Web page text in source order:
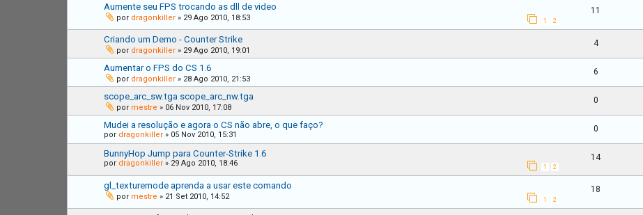
Aumente seu FPS trocando as dll de video
por dragonkiller » 29 Ago 2010, 18:53 1 2
11
Criando um Demo - Counter Strike
por dragonkiller » 29 Ago 2010, 19:01
4
Aumentar o FPS do CS 1.6
por dragonkiller » 28 Ago 2010, 21:53
6
scope_arc_sw.tga scope_arc_nw.tga
por mestre » 06 Nov 2010, 17:08
0
Mudei a resolução e agora o CS não abre, o que faço?
por dragonkiller » 05 Nov 2010, 15:31
0
BunnyHop Jump para Counter-Strike 1.6
por dragonkiller » 29 Ago 2010, 18:46 1 2
14
gl_texturemode aprenda a usar este comando
por mestre » 21 Set 2010, 14:52 1 2
18